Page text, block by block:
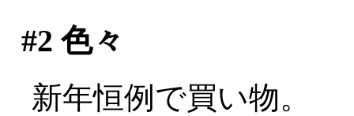
#2 色々
新年恒例で買い物。